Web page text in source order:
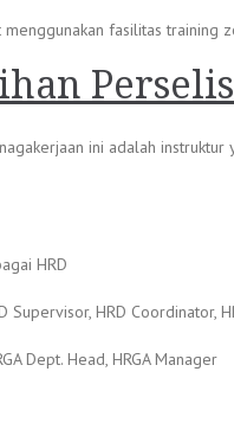
fasilitas
ini adalah
HRD
Supervisor, HRD Coordinator,
Dept. Head, HRGA Manager